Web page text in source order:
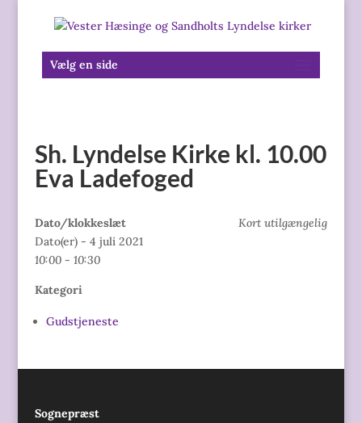
Vælg en side
Sh. Lyndelse Kirke kl. 10.00
Eva Ladefoged
Kort utilgængelig
Dato/klokkeslæt
Dato(er) - 4 juli 2021
10:00 - 10:30
Kategori
Gudstjeneste
Sognepræst